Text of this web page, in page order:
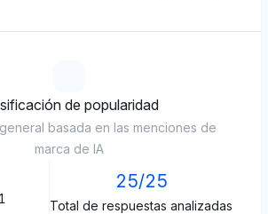
de popularidad
basada en las menciones de
marca de IA
25/25
Total de respuestas analizadas